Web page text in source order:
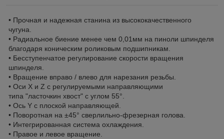
• Прочная и надежная станина из высококачественного
чугуна.
• Радиальное биение менее чем 0,01мм на пиноли шпинделя
благодаря коническим роликовым подшипникам.
• Бесступенчатое регулирование скорости вращения
шпинделя.
• Вращение вправо / влево для нарезания резьбы.
• Оси X и Z с регулируемыми направляющими
типа "ласточкин хвост" с углом 55°.
• Ось Y с плоской направляющей.
• Поворотная на ±45° сверлильно-фрезерная голова.
• Интегрированная система охлаждения.
• Правое и левое вращение.